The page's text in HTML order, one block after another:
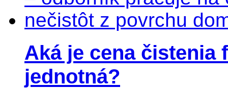
Aká je cena čistenia
jednotná?